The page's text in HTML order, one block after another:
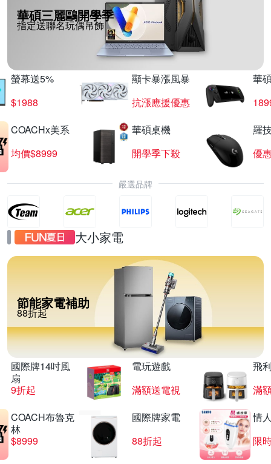
華碩三麗鷗開學季
指定送聯名玩偶吊飾
螢幕送5%
$1988
顯卡暴漲風暴
抗漲應援優惠
華
COACHx美系
均價$8999
華碩桌機
開學季下殺
羅
優
嚴選品牌
大小家電
節能家電補助
88折起
國際牌14吋風
扇
9折起
電玩遊戲
滿額送電視
飛
滿
COACH布魯克
林
$8999
國際牌家電
88折起
情
限